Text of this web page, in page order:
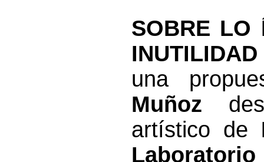
SOBRE LO
una
Muñoz
artístico de